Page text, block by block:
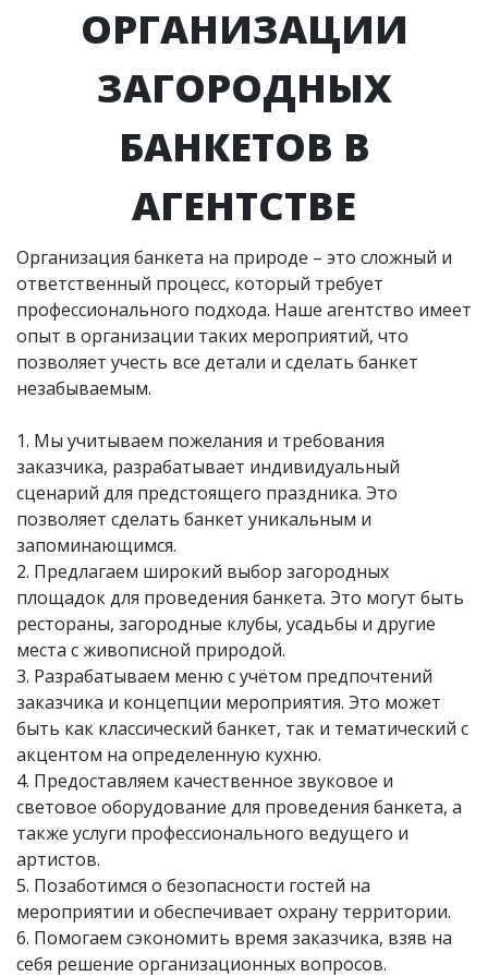
ОРГАНИЗАЦИИ
ЗАГОРОДНЫХ
БАНКЕТОВ В
АГЕНТСТВЕ
Организация банкета на природе – это сложный и
ответственный процесс, который требует
профессионального подхода. Наше агентство имеет
опыт в организации таких мероприятий, что
позволяет учесть все детали и сделать банкет
незабываемым.
1. Мы учитываем пожелания и требования
заказчика, разрабатывает индивидуальный
сценарий для предстоящего праздника. Это
позволяет сделать банкет уникальным и
запоминающимся.
2. Предлагаем широкий выбор загородных
площадок для проведения банкета. Это могут быть
рестораны, загородные клубы, усадьбы и другие
места с живописной природой.
3. Разрабатываем меню с учётом предпочтений
заказчика и концепции мероприятия. Это может
быть как классический банкет, так и тематический с
акцентом на определенную кухню.
4. Предоставляем качественное звуковое и
световое оборудование для проведения банкета, а
также услуги профессионального ведущего и
артистов.
5. Позаботимся о безопасности гостей на
мероприятии и обеспечивает охрану территории.
6. Помогаем сэкономить время заказчика, взяв на
себя решение организационных вопросов.